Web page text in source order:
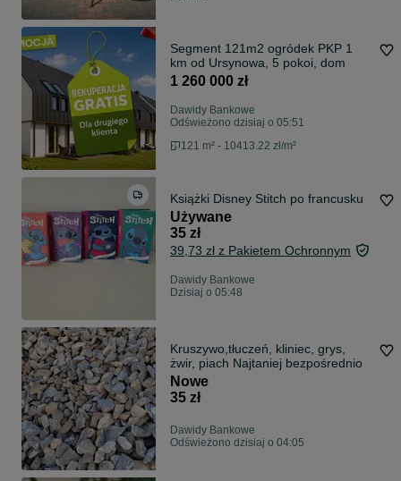
Segment 121m2 ogródek PKP 1
km od Ursynowa, 5 pokoi, dom
1 260 000 zł
Dawidy Bankowe
Odświeżono dzisiaj o 05:51
121 m² - 10413.22 zł/m²
Książki Disney Stitch po francusku
Używane
35 zł
39,73 zł z Pakietem Ochronnym
Dawidy Bankowe
Dzisiaj o 05:48
Kruszywo,tłuczeń, kliniec, grys,
żwir, piach Najtaniej bezpośrednio
Nowe
35 zł
Dawidy Bankowe
Odświeżono dzisiaj o 04:05